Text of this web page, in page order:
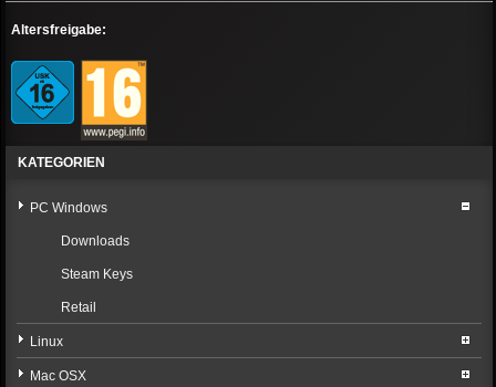
Altersfreigabe:
KATEGORIEN
PC Windows
Downloads
Steam Keys
Retail
Linux
Mac OSX